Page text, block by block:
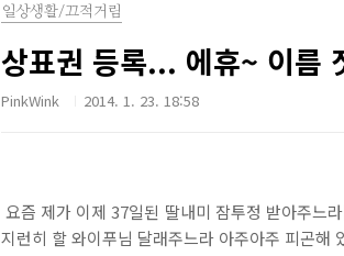
일상생활/끄적거림
상표권 등록... 에휴~ 이름
PinkWink 2014. 1. 23. 18:58
요즘 제가 이제 37일된 딸내미 잠투정 받아주느
지런히 할 와이푸님 달래주느라 아주아주 피곤해